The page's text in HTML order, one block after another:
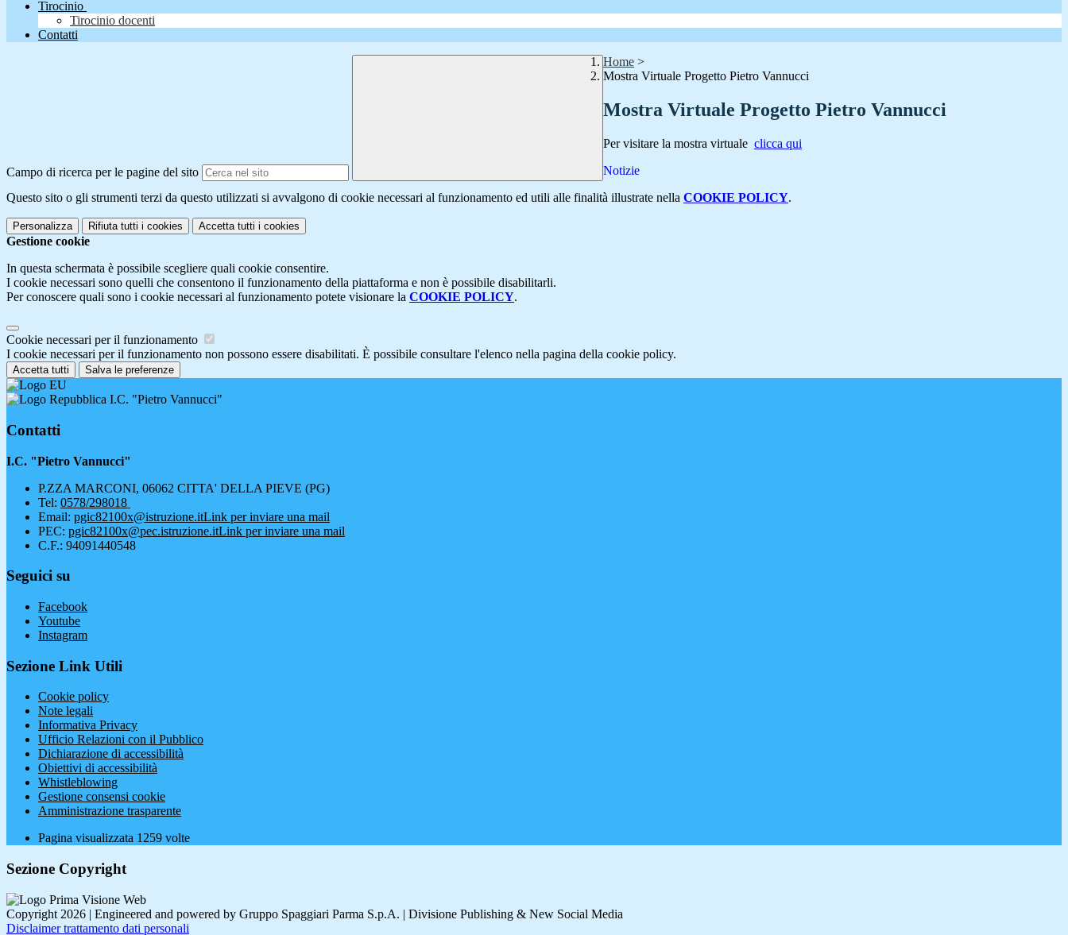
Tirocinio
Tirocinio docenti
Contatti
Campo di ricerca per le pagine del sito
Home >
Mostra Virtuale Progetto Pietro Vannucci
Mostra Virtuale Progetto Pietro Vannucci
Per visitare la mostra virtuale clicca qui
Notizie
Questo sito o gli strumenti terzi da questo utilizzati si avvalgono di cookie necessari al funzionamento ed utili alle finalità illustrate nella COOKIE POLICY.
Personalizza Rifiuta tutti i cookies Accetta tutti i cookies
Gestione cookie
In questa schermata è possibile scegliere quali cookie consentire.
I cookie necessari sono quelli che consentono il funzionamento della piattaforma e non è possibile disabilitarli.
Per conoscere quali sono i cookie necessari al funzionamento potete visionare la COOKIE POLICY.
Cookie necessari per il funzionamento
I cookie necessari per il funzionamento non possono essere disabilitati. È possibile consultare l'elenco nella pagina della cookie policy.
Accetta tutti Salva le preferenze
I.C. "Pietro Vannucci"
Contatti
I.C. "Pietro Vannucci"
P.ZZA MARCONI, 06062 CITTA' DELLA PIEVE (PG)
Tel: 0578/298018
Email: pgic82100x@istruzione.itLink per inviare una mail
PEC: pgic82100x@pec.istruzione.itLink per inviare una mail
C.F.: 94091440548
Seguici su
Facebook
Youtube
Instagram
Sezione Link Utili
Cookie policy
Note legali
Informativa Privacy
Ufficio Relazioni con il Pubblico
Dichiarazione di accessibilità
Obiettivi di accessibilità
Whistleblowing
Gestione consensi cookie
Amministrazione trasparente
Pagina visualizzata 1259 volte
Sezione Copyright
Copyright 2026 | Engineered and powered by Gruppo Spaggiari Parma S.p.A. | Divisione Publishing & New Social Media
Disclaimer trattamento dati personali